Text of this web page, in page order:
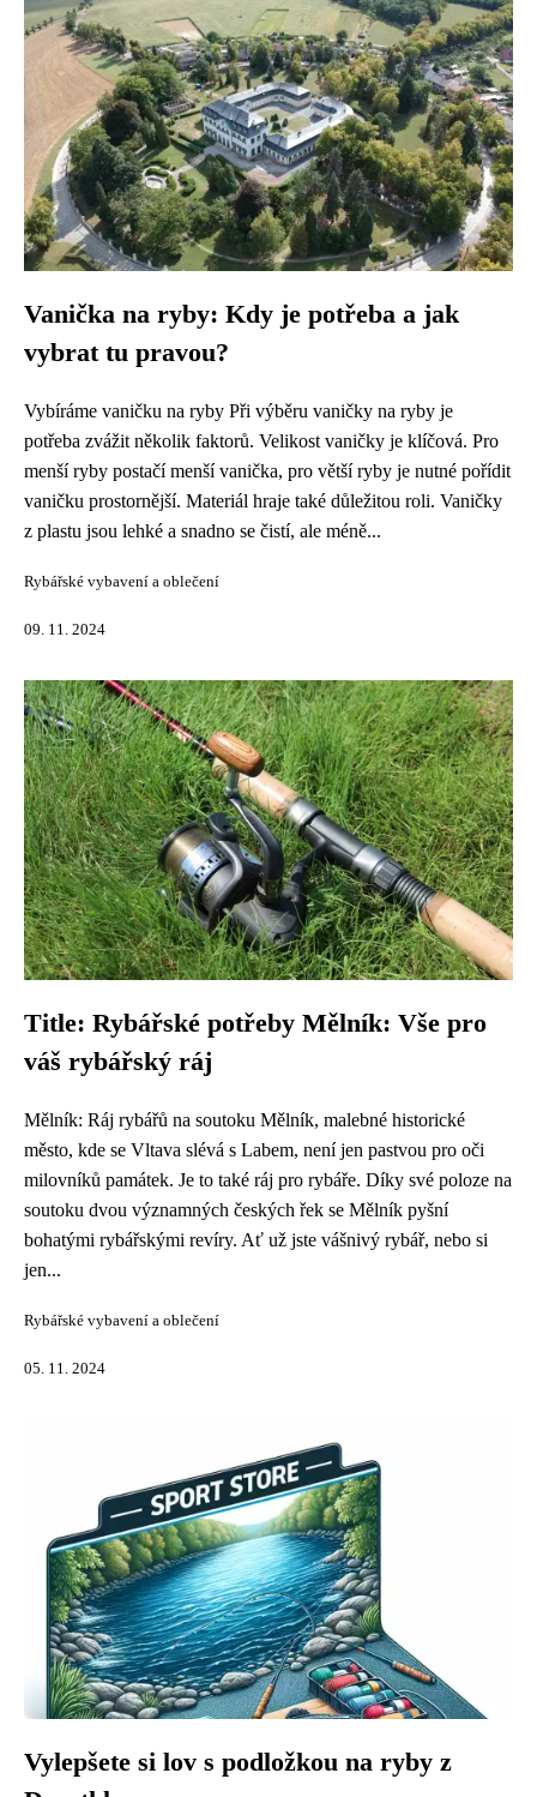
Vanička na ryby: Kdy je potřeba a jak
vybrat tu pravou?
Vybíráme vaničku na ryby Při výběru vaničky na ryby je
potřeba zvážit několik faktorů. Velikost vaničky je klíčová. Pro
menší ryby postačí menší vanička, pro větší ryby je nutné pořídit
vaničku prostornější. Materiál hraje také důležitou roli. Vaničky
z plastu jsou lehké a snadno se čistí, ale méně...
Rybářské vybavení a oblečení
09. 11. 2024
Title: Rybářské potřeby Mělník: Vše pro
váš rybářský ráj
Mělník: Ráj rybářů na soutoku Mělník, malebné historické
město, kde se Vltava slévá s Labem, není jen pastvou pro oči
milovníků památek. Je to také ráj pro rybáře. Díky své poloze na
soutoku dvou významných českých řek se Mělník pyšní
bohatými rybářskými revíry. Ať už jste vášnivý rybář, nebo si
jen...
Rybářské vybavení a oblečení
05. 11. 2024
Vylepšete si lov s podložkou na ryby z